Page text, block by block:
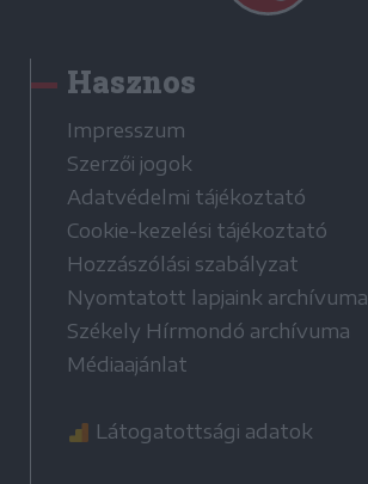
Hasznos
Impresszum
Szerzői jogok
Adatvédelmi tájékoztató
Cookie-kezelési tájékoztató
Hozzászólási szabályzat
Nyomtatott lapjaink archívuma
Székely Hírmondó archívuma
Médiaajánlat
Látogatottsági adatok